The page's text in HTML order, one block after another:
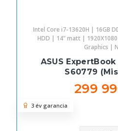
Intel Core i7-13620H | 16GB
HDD | 14" matt | 1920X1080
Graphics |
ASUS ExpertBook
S60779
299
3 év garancia